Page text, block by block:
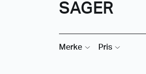
SAGER
Merke
Pris